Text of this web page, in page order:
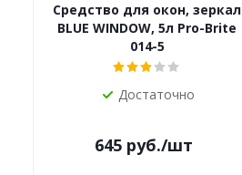
Средство для окон, зеркал
BLUE WINDOW, 5л Pro-Brite
014-5
Достаточно
645 руб./шт